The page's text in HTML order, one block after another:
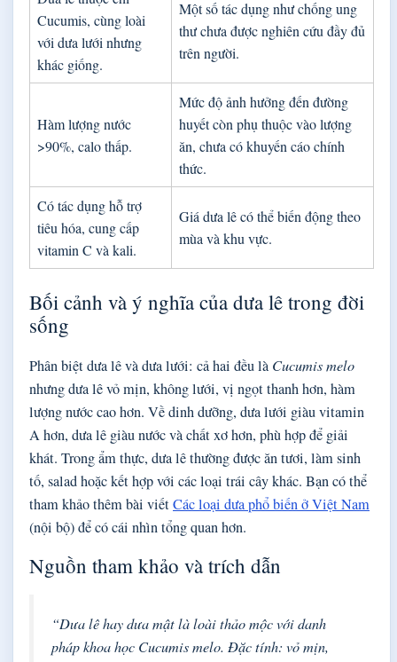
Cucumis, cùng loài
với dưa lưới nhưng
khác giống.
Một số tác dụng như chống ung
thư chưa được nghiên cứu đầy đủ
trên người.
Hàm lượng nước
>90%, calo thấp.
Mức độ ảnh hưởng đến đường
huyết còn phụ thuộc vào lượng
ăn, chưa có khuyến cáo chính
thức.
Có tác dụng hỗ trợ
tiêu hóa, cung cấp
vitamin C và kali.
Giá dưa lê có thể biến động theo
mùa và khu vực.
Bối cảnh và ý nghĩa của dưa lê trong đời
sống
Phân biệt dưa lê và dưa lưới: cả hai đều là Cucumis melo
nhưng dưa lê vỏ mịn, không lưới, vị ngọt thanh hơn, hàm
lượng nước cao hơn. Về dinh dưỡng, dưa lưới giàu vitamin
A hơn, dưa lê giàu nước và chất xơ hơn, phù hợp để giải
khát. Trong ẩm thực, dưa lê thường được ăn tươi, làm sinh
tố, salad hoặc kết hợp với các loại trái cây khác. Bạn có thể
tham khảo thêm bài viếtCác loại dưa phổ biến ở Việt Nam
(nội bộ) để có cái nhìn tổng quan hơn.
Nguồn tham khảo và trích dẫn
“Dưa lê hay dưa mật là loài thảo mộc với danh
pháp khoa học Cucumis melo. Đặc tính: vỏ mịn,